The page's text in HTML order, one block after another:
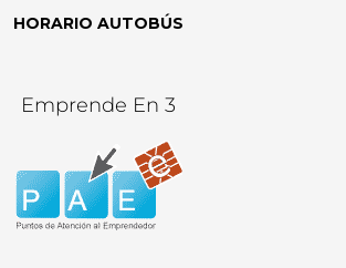
HORARIO AUTOBÚS
Emprende En 3